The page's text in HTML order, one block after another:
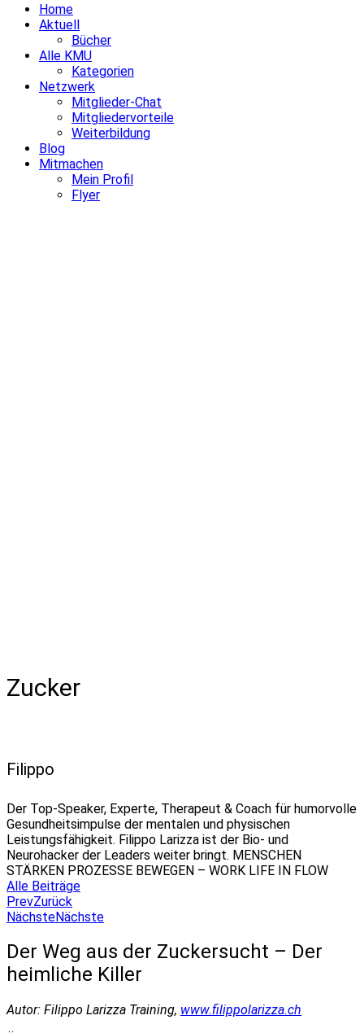
Home
Aktuell
Bücher
Alle KMU
Kategorien
Netzwerk
Mitglieder-Chat
Mitgliedervorteile
Weiterbildung
Blog
Mitmachen
Mein Profil
Flyer
Zucker
Filippo
Der Top-Speaker, Experte, Therapeut & Coach für humorvolle
Gesundheitsimpulse der mentalen und physischen
Leistungsfähigkeit. Filippo Larizza ist der Bio- und
Neurohacker der Leaders weiter bringt. MENSCHEN
STÄRKEN PROZESSE BEWEGEN – WORK LIFE IN FLOW
Alle Beiträge
PrevZurück
NächsteNächste
Der Weg aus der Zuckersucht – Der
heimliche Killer
Autor: Filippo Larizza Training, www.filippolarizza.ch